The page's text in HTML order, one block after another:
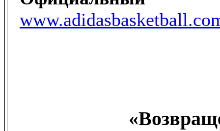
www.adidasbasketball.